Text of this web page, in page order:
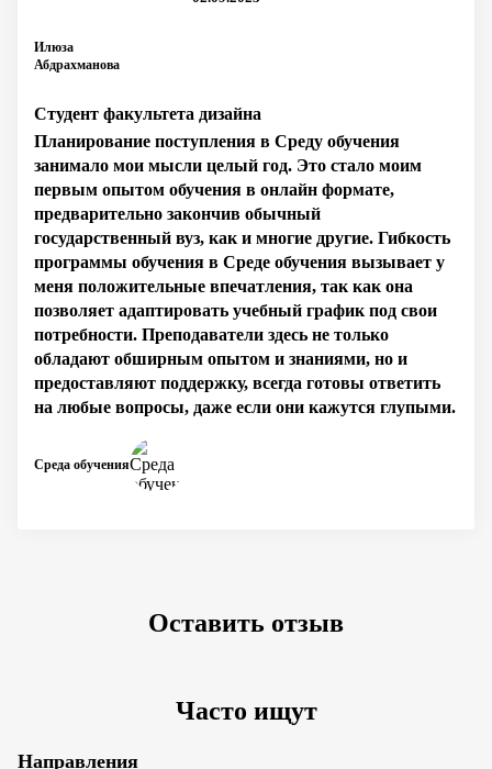
Илюза
Абдрахманова
Студент факультета дизайна
Планирование поступления в Среду обучения
занимало мои мысли целый год. Это стало моим
первым опытом обучения в онлайн формате,
предварительно закончив обычный
государственный вуз, как и многие другие. Гибкость
программы обучения в Среде обучения вызывает у
меня положительные впечатления, так как она
позволяет адаптировать учебный график под свои
потребности. Преподаватели здесь не только
обладают обширным опытом и знаниями, но и
предоставляют поддержку, всегда готовы ответить
на любые вопросы, даже если они кажутся глупыми.
Среда обучения
Оставить отзыв
Часто ищут
Направления